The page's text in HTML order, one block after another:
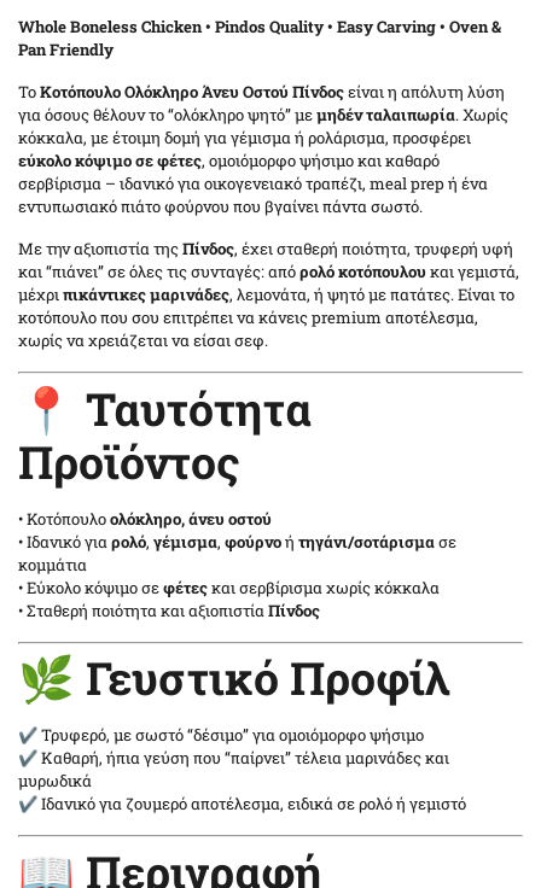
Whole Boneless Chicken • Pindos Quality • Easy Carving • Oven &
Pan Friendly
ΤοΚοτόπουλο Ολόκληρο Άνευ Οστού Πίνδοςείναι η απόλυτη λύση
για όσους θέλουν το “ολόκληρο ψητό” μεμηδέν ταλαιπωρία. Χωρίς
κόκκαλα, με έτοιμη δομή για γέμισμα ή ρολάρισμα, προσφέρει
εύκολο κόψιμο σε φέτες, ομοιόμορφο ψήσιμο και καθαρό
σερβίρισμα – ιδανικό για οικογενειακό τραπέζι, meal prep ή ένα
εντυπωσιακό πιάτο φούρνου που βγαίνει πάντα σωστό.
Με την αξιοπιστία τηςΠίνδος, έχει σταθερή ποιότητα, τρυφερή υφή
και “πιάνει” σε όλες τις συνταγές: απόρολό κοτόπουλουκαι γεμιστά,
μέχριπικάντικες μαρινάδες, λεμονάτα, ή ψητό με πατάτες. Είναι το
κοτόπουλο που σου επιτρέπει να κάνεις premium αποτέλεσμα,
χωρίς να χρειάζεται να είσαι σεφ.
📍 Ταυτότητα
Προϊόντος
• Κοτόπουλοολόκληρο, άνευ οστού
• Ιδανικό για ρολό, γέμισμα, φούρνοή τηγάνι/σοτάρισμασε
κομμάτια
• Εύκολο κόψιμο σεφέτεςκαι σερβίρισμα χωρίς κόκκαλα
• Σταθερή ποιότητα και αξιοπιστία Πίνδος
🌿 Γευστικό Προφίλ
✔ Τρυφερό, με σωστό “δέσιμο” για ομοιόμορφο ψήσιμο
✔ Καθαρή, ήπια γεύση που “παίρνει” τέλεια μαρινάδες και
μυρωδικά
✔ Ιδανικό για ζουμερό αποτέλεσμα, ειδικά σε ρολό ή γεμιστό
📖 Περιγραφή